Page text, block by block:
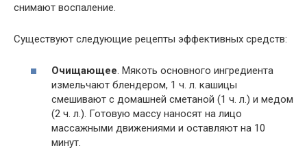
снимают воспаление.
Существуют следующие рецепты эффективных средств:
Очищающее. Мякоть основного ингредиента
измельчают блендером, 1 ч. л. кашицы
смешивают с домашней сметаной (1 ч. л.) и медом
(2 ч. л.). Готовую массу наносят на лицо
массажными движениями и оставляют на 10
минут.